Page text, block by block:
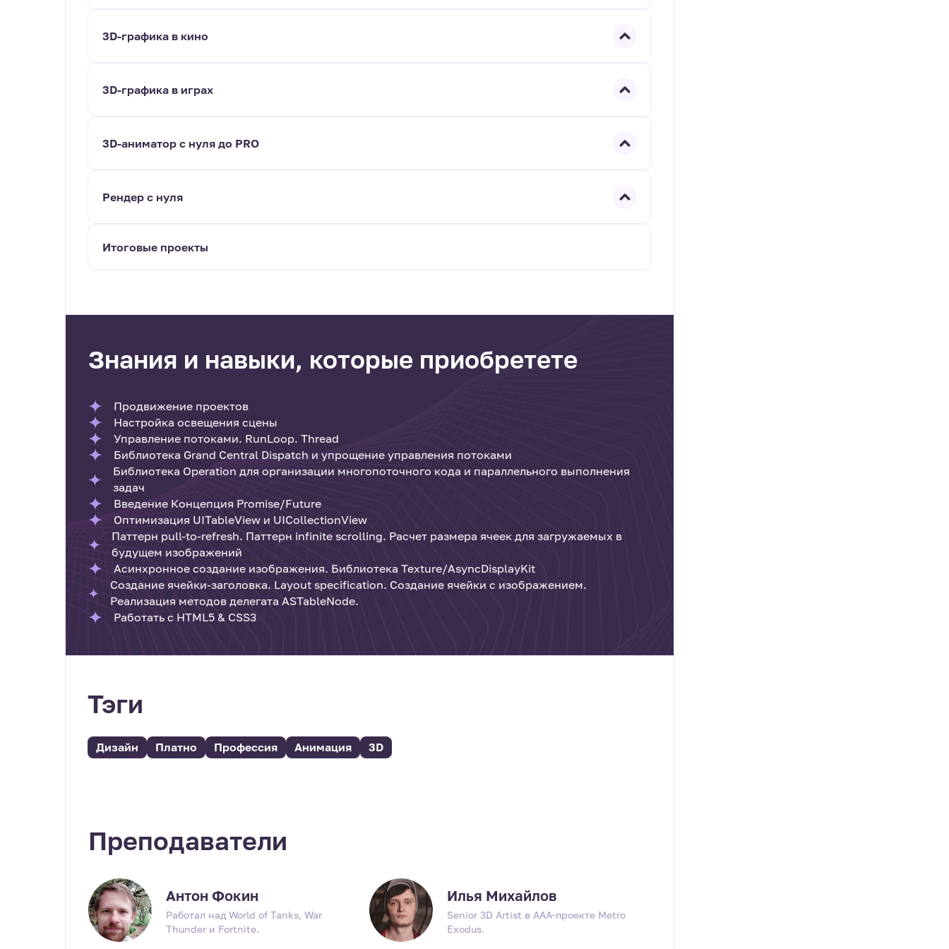
3D-графика в кино
3D-графика в играх
3D-аниматор с нуля до PRO
Рендер с нуля
Итоговые проекты
Знания и навыки, которые приобретете
Продвижение проектов
Настройка освещения сцены
Управление потоками. RunLoop. Thread
Библиотека Grand Central Dispatch и упрощение управления потоками
Библиотека Operation для организации многопоточного кода и параллельного выполнения
задач
Введение Концепция Promise/Future
Оптимизация UITableView и UICollectionView
Паттерн pull-to-refresh. Паттерн infinite scrolling. Расчет размера ячеек для загружаемых в
будущем изображений
Асинхронное создание изображения. Библиотека Texture/AsyncDisplayKit
Создание ячейки-заголовка. Layout specification. Создание ячейки с изображением.
Реализация методов делегата ASTableNode.
Работать с HTML5 & CSS3
Тэги
Дизайн Платно Профессия Анимация 3D
Преподаватели
Антон Фокин
Работал над World of Tanks, War
Thunder и Fortnite.
Илья Михайлов
Senior 3D Artist в ААА-проекте Metro
Exodus.